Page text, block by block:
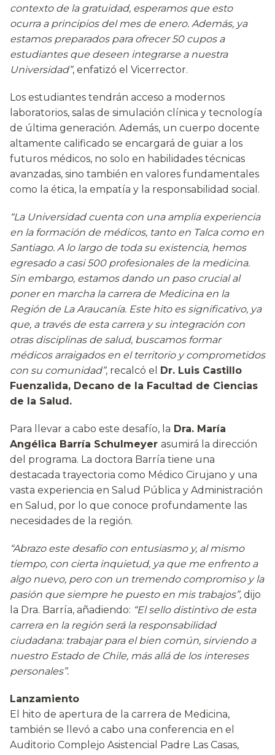
contexto de la gratuidad, esperamos que esto
ocurra a principios del mes de enero. Además, ya
estamos preparados para ofrecer 50 cupos a
estudiantes que deseen integrarse a nuestra
Universidad”, enfatizó el Vicerrector.
Los estudiantes tendrán acceso a modernos
laboratorios, salas de simulación clínica y tecnología
de última generación. Además, un cuerpo docente
altamente calificado se encargará de guiar a los
futuros médicos, no solo en habilidades técnicas
avanzadas, sino también en valores fundamentales
como la ética, la empatía y la responsabilidad social.
“La Universidad cuenta con una amplia experiencia
en la formación de médicos, tanto en Talca como en
Santiago. A lo largo de toda su existencia, hemos
egresado a casi 500 profesionales de la medicina.
Sin embargo, estamos dando un paso crucial al
poner en marcha la carrera de Medicina en la
Región de La Araucanía. Este hito es significativo, ya
que, a través de esta carrera y su integración con
otras disciplinas de salud, buscamos formar
médicos arraigados en el territorio y comprometidos
con su comunidad”, recalcó el Dr. Luis Castillo
Fuenzalida, Decano de la Facultad de Ciencias
de la Salud.
Para llevar a cabo este desafío, la Dra. María
Angélica Barría Schulmeyer asumirá la dirección
del programa. La doctora Barría tiene una
destacada trayectoria como Médico Cirujano y una
vasta experiencia en Salud Pública y Administración
en Salud, por lo que conoce profundamente las
necesidades de la región.
“Abrazo este desafío con entusiasmo y, al mismo
tiempo, con cierta inquietud, ya que me enfrento a
algo nuevo, pero con un tremendo compromiso y la
pasión que siempre he puesto en mis trabajos”, dijo
la Dra. Barría, añadiendo: “El sello distintivo de esta
carrera en la región será la responsabilidad
ciudadana: trabajar para el bien común, sirviendo a
nuestro Estado de Chile, más allá de los intereses
personales”.
Lanzamiento
El hito de apertura de la carrera de Medicina,
también se llevó a cabo una conferencia en el
Auditorio Complejo Asistencial Padre Las Casas,